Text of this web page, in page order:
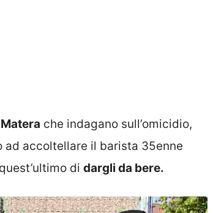
che indagano sull’omicidio,
ad accoltellare il barista 35enne
di dargli da bere.